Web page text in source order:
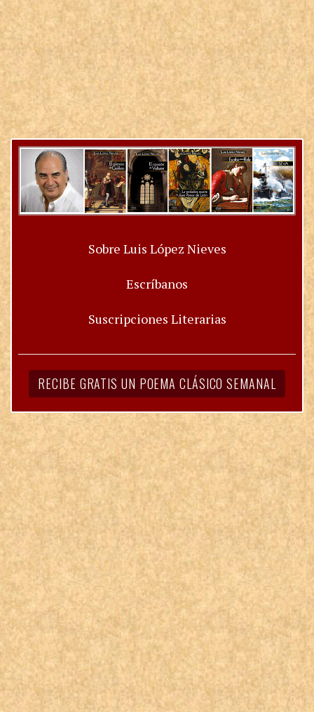
Sobre Luis López Nieves
Escríbanos
Suscripciones Literarias
RECIBE GRATIS UN POEMA CLÁSICO SEMANAL